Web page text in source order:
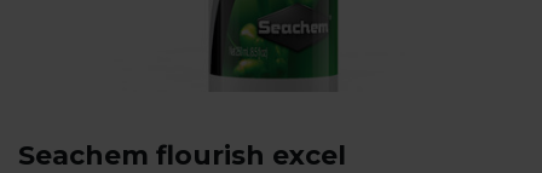
Seachem flourish excel